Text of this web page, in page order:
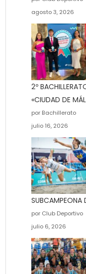
agosto 3, 2026
2º
«CIUDAD DE
por Bachillerato
julio 16, 2026
SUBCAMPEONA
por Club Deportivo
julio 6, 2026